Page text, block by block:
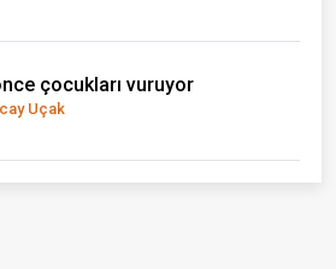
çocukları vuruyor
Uçak